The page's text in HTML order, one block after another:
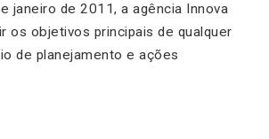
janeiro de 2011, a agência Innova
os objetivos principais de qualquer
de planejamento e ações